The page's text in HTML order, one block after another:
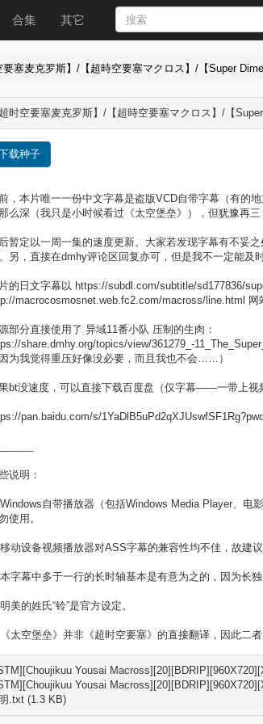
合集 其它
要塞麦克罗斯】/【超時空要塞マクロス】/【Super
超时空要塞麦克罗斯】/【超時空要塞マクロス】/【
载种子
，本片唯一一份中文字幕是盗版VCD自带字幕（有
么深（我只是小时候看过《太空堡垒》），但犹豫再
暂定以一周一集的速度更新。大家若发现字幕有不妥
另，直接在dmhy评论区回复亦可，但是我不一定能及时
的日文字幕以 https://subdl.com/subtitle/sd177836/
macrocosmosnet.web.fc2.com/macross/line.html 网
部分直接使用了 异域11番小队 压制的生肉：
share.dmhy.org/topics/view/361279_-
因为我觉得重压好像没必要，而且我也不会……）
bt没速度，可以直接下载百度盘（仅字幕——一带上视
pan.baidu.com/s/
说明：
自带播放器（包括Windows Media Player、电
使用。
动设备视频播放器对ASS字幕的兼容性均不佳，故建议
字幕中多于一行的长时轴基本是有意为之的，因为长独
美的姓氏“铃”是官方设定。
太空堡垒》并非《超时空要塞》的直接翻译，因此二者
Yousai
Yousai
.txt (1.3 KB)